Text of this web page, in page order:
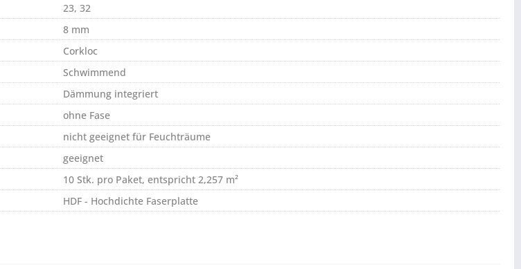
23, 32
8 mm
Corkloc
Schwimmend
Dämmung integriert
ohne Fase
nicht geeignet für Feuchträume
geeignet
10 Stk. pro Paket, entspricht 2,257 m²
HDF - Hochdichte Faserplatte